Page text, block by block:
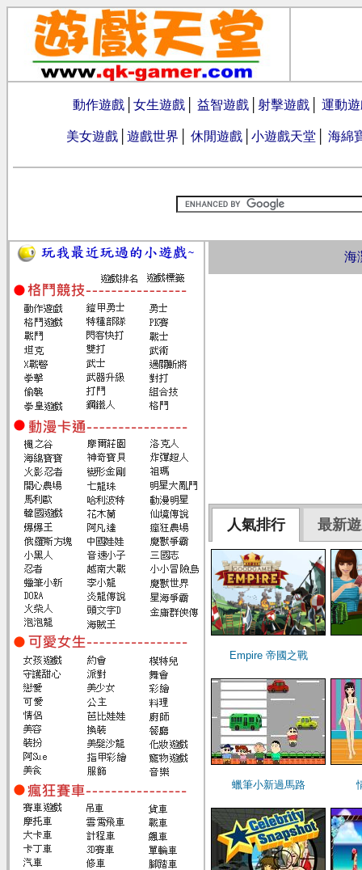
動作遊戲 女生遊戲 益智遊戲 射擊遊戲 運動
美女遊戲 遊戲世界 休閒遊戲 小遊戲天堂 海綿
海
人氣排行 最新
Empire 帝國之戰
蠟筆小新過馬路